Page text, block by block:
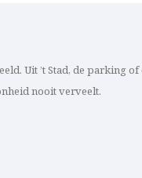
Uit ’t Stad, de parking
nooit verveelt.